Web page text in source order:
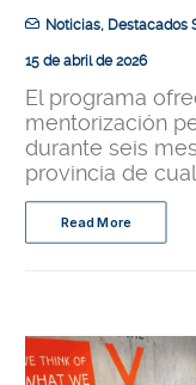
Noticias, Destacados
15 de abril de 2026
El programa
mentorización
durante seis
provincia de
Read More